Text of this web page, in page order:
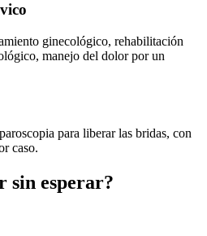
ginecológico, rehabilitación
manejo del dolor por un
para liberar las bridas, con
caso.
sin esperar?